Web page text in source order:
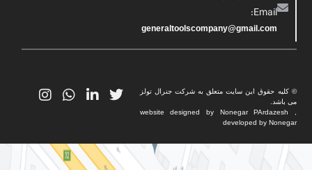
Email:
generaltoolscompany@gmail.com
© کلیه حقوق این سایت متعلق به شرکت جنرال تولز
می باشد.
website designed by Nonegar PArdazesh ,
developed by Nonegar